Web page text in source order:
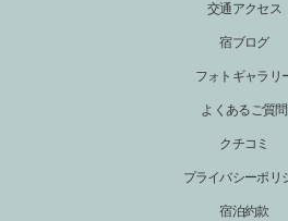
交通アクセス
宿ブログ
フォトギャラリ
よくあるご質問
クチコミ
プライバシーポリ
宿泊約款